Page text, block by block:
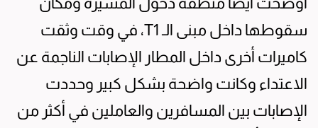
سقوطها داخل مبنى الـ T1، في وقت وثقت
كاميرات أخرى داخل المطار الإصابات الناجمة عن
الاعتداء وكانت واضحة بشكل كبير وحددت
الإصابات بين المسافرين والعاملين في أكثر من